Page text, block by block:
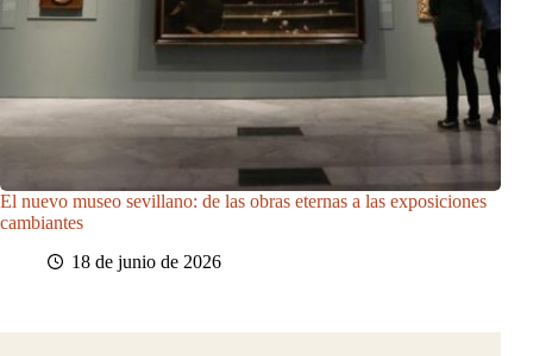
El nuevo museo sevillano: de las obras eternas a las exposiciones
cambiantes
18 de junio de 2026